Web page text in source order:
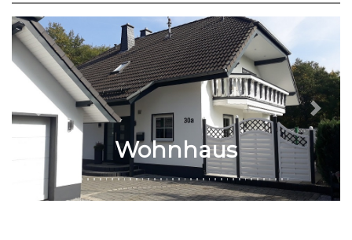
Wohnhaus
Previous Next